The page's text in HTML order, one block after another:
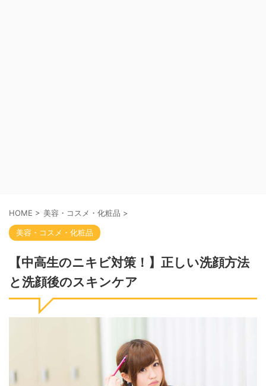
HOME > 美容・コスメ・化粧品 >
美容・コスメ・化粧品
【中高生のニキビ対策！】正しい洗顔方法
と洗顔後のスキンケア